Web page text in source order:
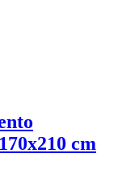
cm